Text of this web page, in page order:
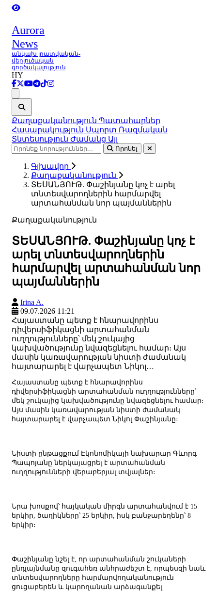
Aurora
News
անկախ լրատվական-
վերլուծական
գործակալություն
HY
Քաղաքականություն Պատահարներ
Հասարակություն Սպորտ Ռազմական
Տնտեսություն Ժամանց Այլ
Որոնել
Գլխավոր
Քաղաքականություն
ՏԵՍԱՆՅՈՒԹ. Փաշինյանը կոչ է արել
տնտեսվարողներին հարմարվել
արտահանման նոր պայմաններին
Քաղաքականություն
ՏԵՍԱՆՅՈՒԹ. Փաշինյանը կոչ է
արել տնտեսվարողներին
հարմարվել արտահանման նոր
պայմաններին
Irina A.
09.07.2026 11:21
Հայաստանը պետք է հնարավորինս
դիվերսիֆիկացնի արտահանման
ուղղությունները՝ մեկ շուկայից
կախվածությունը նվազեցնելու համար։ Այս
մասին կառավարության նիստի ժամանակ
հայտարարել է վարչապետ Նիկոլ…
Հայաստանը պետք է հնարավորինս
դիվերսիֆիկացնի արտահանման ուղղությունները՝
մեկ շուկայից կախվածությունը նվազեցնելու համար։
Այս մասին կառավարության նիստի ժամանակ
հայտարարել է վարչապետ Նիկոլ Փաշինյանը։
Նիստի ընթացքում Էկոնոմիկայի նախարար Գևորգ
Պապոյանը ներկայացրել է արտահանման
ուղղությունների վերաբերյալ տվյալներ։
Նրա խոսքով՝ հայկական միրգն արտահանվում է 15
երկիր, ծաղիկները՝ 25 երկիր, իսկ բանջարեղենը՝ 8
երկիր։
Փաշինյանը նշել է, որ արտահանման շուկաների
ընդլայնմանը զուգահեռ անհրաժեշտ է, որպեսզի նաև
տնտեսվարողները հարմարվողականություն
ցուցաբերեն և կարողանան արձագանքել